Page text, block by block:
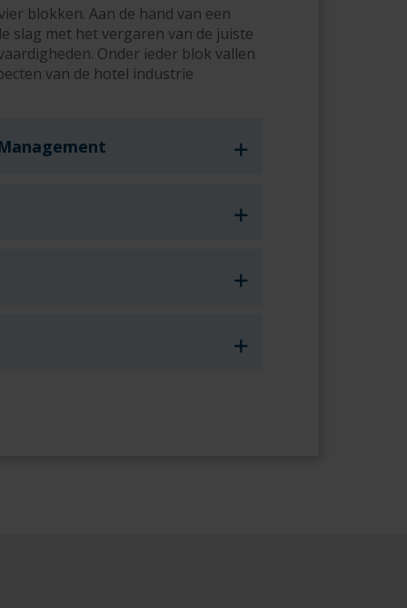
blokken. Aan de hand van een
slag met het vergaren van de juiste
Onder ieder blok vallen
van de hotel industrie